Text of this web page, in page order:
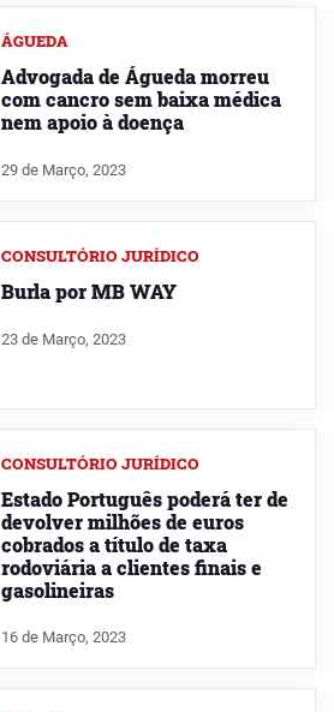
ÁGUEDA
Advogada de Águeda morreu
com cancro sem baixa médica
nem apoio à doença
29 de Março, 2023
CONSULTÓRIO JURÍDICO
Burla por MB WAY
23 de Março, 2023
CONSULTÓRIO JURÍDICO
Estado Português poderá ter de
devolver milhões de euros
cobrados a título de taxa
rodoviária a clientes finais e
gasolineiras
16 de Março, 2023